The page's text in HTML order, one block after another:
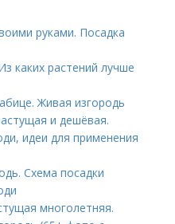
руками. Посадка
каких растений лучше
Живая изгородь
и дешёвая.
идеи для применения
Схема посадки
многолетняя.